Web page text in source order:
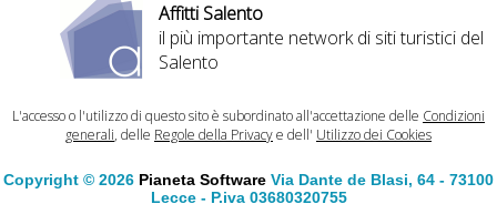
Affitti Salento
il più importante network di siti turistici del
Salento
L'accesso o l'utilizzo di questo sito è subordinato all'accettazione delle Condizioni
generali, delle Regole della Privacye dell' Utilizzo dei Cookies
Copyright © 2026 Pianeta Software Via Dante de Blasi, 64 - 73100
Lecce - P.iva 03680320755